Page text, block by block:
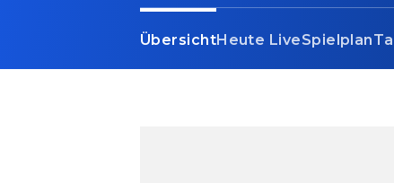
ÜbersichtHeute LiveSpielplan